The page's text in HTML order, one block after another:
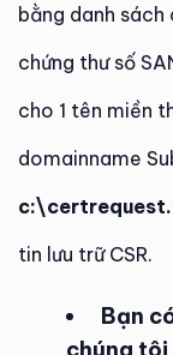
bằng danh
chứng thư số
cho 1 tên miền
domainname
tin lưu trữ CSR.
Bạn